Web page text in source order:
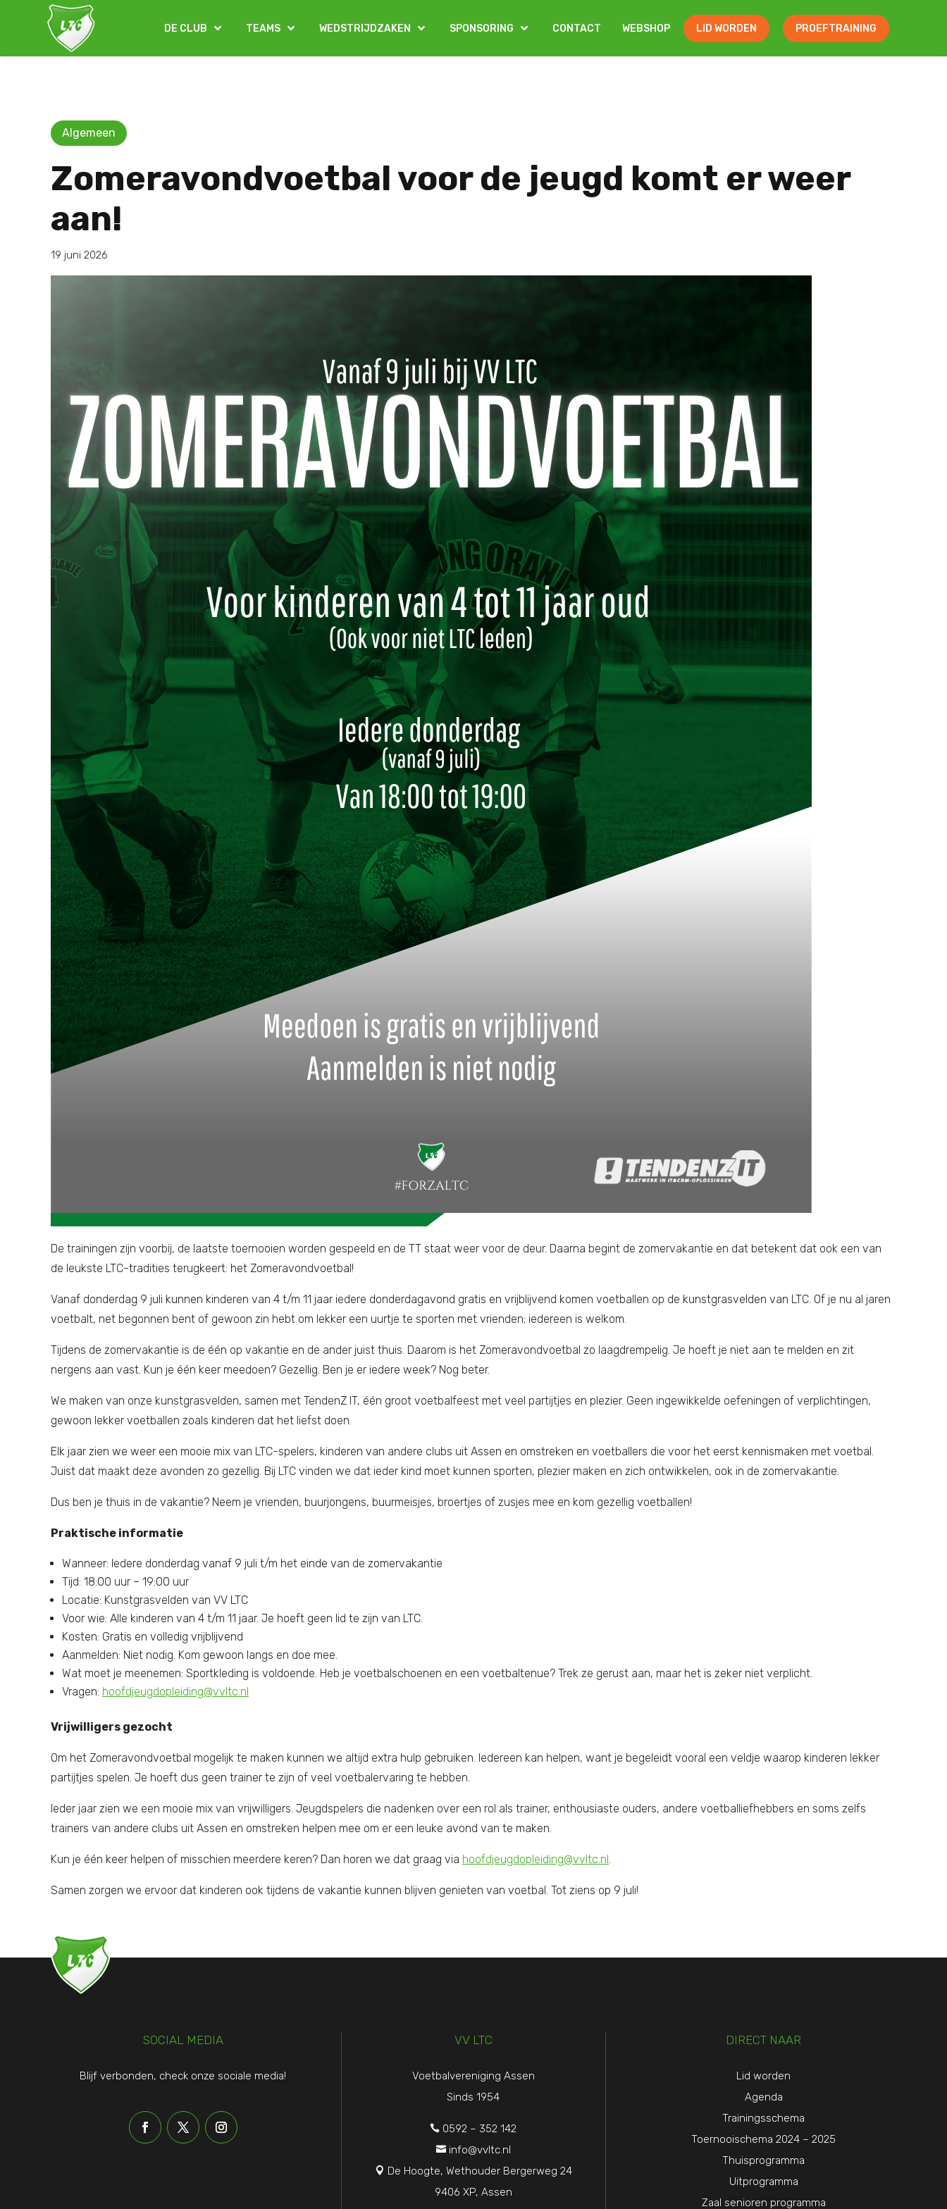
DE CLUB TEAMS WEDSTRIJDZAKEN SPONSORING CONTACT WEBSHOP LID WORDEN PROEFTRAINING
Algemeen
Zomeravondvoetbal voor de jeugd komt er weer
aan!
19 juni 2026
De trainingen zijn voorbij, de laatste toernooien worden gespeeld en de TT staat weer voor de deur. Daarna begint de zomervakantie en dat betekent dat ook een van
de leukste LTC-tradities terugkeert: het Zomeravondvoetbal!
Vanaf donderdag 9 juli kunnen kinderen van 4 t/m 11 jaar iedere donderdagavond gratis en vrijblijvend komen voetballen op de kunstgrasvelden van LTC. Of je nu al jaren
voetbalt, net begonnen bent of gewoon zin hebt om lekker een uurtje te sporten met vrienden; iedereen is welkom.
Tijdens de zomervakantie is de één op vakantie en de ander juist thuis. Daarom is het Zomeravondvoetbal zo laagdrempelig. Je hoeft je niet aan te melden en zit
nergens aan vast. Kun je één keer meedoen? Gezellig. Ben je er iedere week? Nog beter.
We maken van onze kunstgrasvelden, samen met TendenZ IT, één groot voetbalfeest met veel partijtjes en plezier. Geen ingewikkelde oefeningen of verplichtingen,
gewoon lekker voetballen zoals kinderen dat het liefst doen.
Elk jaar zien we weer een mooie mix van LTC-spelers, kinderen van andere clubs uit Assen en omstreken en voetballers die voor het eerst kennismaken met voetbal.
Juist dat maakt deze avonden zo gezellig. Bij LTC vinden we dat ieder kind moet kunnen sporten, plezier maken en zich ontwikkelen, ook in de zomervakantie.
Dus ben je thuis in de vakantie? Neem je vrienden, buurjongens, buurmeisjes, broertjes of zusjes mee en kom gezellig voetballen!
Praktische informatie
Wanneer: Iedere donderdag vanaf 9 juli t/m het einde van de zomervakantie
Tijd: 18:00 uur – 19:00 uur
Locatie: Kunstgrasvelden van VV LTC
Voor wie: Alle kinderen van 4 t/m 11 jaar. Je hoeft geen lid te zijn van LTC.
Kosten: Gratis en volledig vrijblijvend
Aanmelden: Niet nodig. Kom gewoon langs en doe mee.
Wat moet je meenemen: Sportkleding is voldoende. Heb je voetbalschoenen en een voetbaltenue? Trek ze gerust aan, maar het is zeker niet verplicht.
Vragen: hoofdjeugdopleiding@vvltc.nl
Vrijwilligers gezocht
Om het Zomeravondvoetbal mogelijk te maken kunnen we altijd extra hulp gebruiken. Iedereen kan helpen, want je begeleidt vooral een veldje waarop kinderen lekker
partijtjes spelen. Je hoeft dus geen trainer te zijn of veel voetbalervaring te hebben.
Ieder jaar zien we een mooie mix van vrijwilligers. Jeugdspelers die nadenken over een rol als trainer, enthousiaste ouders, andere voetballiefhebbers en soms zelfs
trainers van andere clubs uit Assen en omstreken helpen mee om er een leuke avond van te maken.
Kun je één keer helpen of misschien meerdere keren? Dan horen we dat graag via hoofdjeugdopleiding@vvltc.nl .
Samen zorgen we ervoor dat kinderen ook tijdens de vakantie kunnen blijven genieten van voetbal. Tot ziens op 9 juli!
SOCIAL MEDIA
Blijf verbonden, check onze sociale media!
VV LTC
Voetbalvereniging Assen
Sinds 1954
 0592 – 352 142
 info@vvltc.nl
 De Hoogte, Wethouder Bergerweg 24
9406 XP, Assen
DIRECT NAAR
Lid worden
Agenda
Trainingsschema
Toernooischema 2024 – 2025
Thuisprogramma
Uitprogramma
Zaal senioren programma